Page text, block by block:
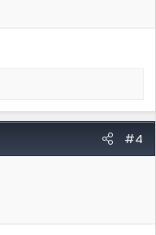
#4